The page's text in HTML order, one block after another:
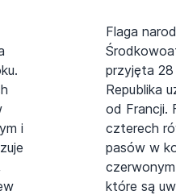
i
Flaga
przyjęta 28
Republika
od Francji.
czterech
pasów w
które są